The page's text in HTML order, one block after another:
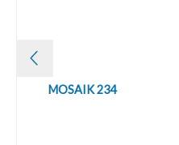
MOSAIK 234